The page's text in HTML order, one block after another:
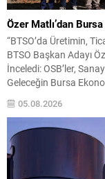
Özer Matlı’dan
“BTSO’da Üretimin,
BTSO Başkan Adayı
İnceledi: OSB’ler,
Geleceğin Bursa
Odası (BTSO) Başkan
damarlarını oluşturan
05.08.2026